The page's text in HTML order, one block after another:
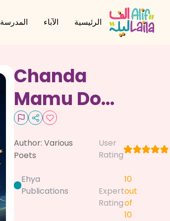
الرئيسية الآباء المدرسة
Chanda
Mamu Door
Key
Author: Various
Poets
User
Rating
Ehya
Publications
Expert
Rating
10
out
of
10